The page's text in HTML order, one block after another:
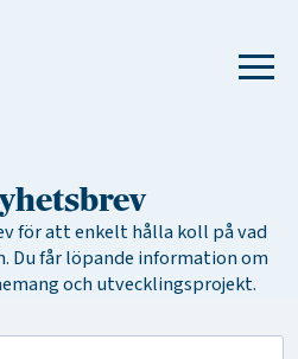
för att enkelt hålla koll på vad
Du får löpande information om
och utvecklingsprojekt.